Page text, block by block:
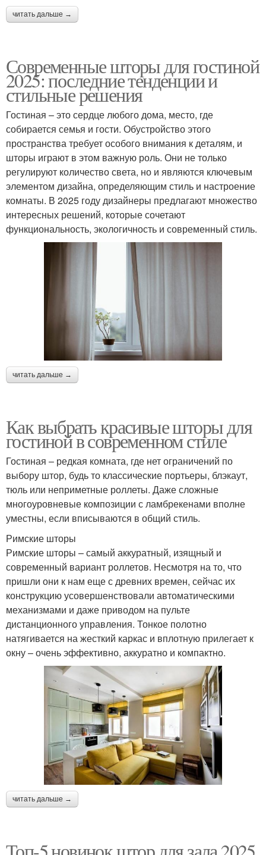
читать дальше →
Современные шторы для гостиной
2025: последние тенденции и
стильные решения
Гостиная – это сердце любого дома, место, где
собирается семья и гости. Обустройство этого
пространства требует особого внимания к деталям, и
шторы играют в этом важную роль. Они не только
регулируют количество света, но и являются ключевым
элементом дизайна, определяющим стиль и настроение
комнаты. В 2025 году дизайнеры предлагают множество
интересных решений, которые сочетают
функциональность, экологичность и современный стиль.
читать дальше →
Как выбрать красивые шторы для
гостиной в современном стиле
Гостиная – редкая комната, где нет ограничений по
выбору штор, будь то классические портьеры, блэкаут,
тюль или неприметные роллеты. Даже сложные
многоуровневые композиции с ламбрекенами вполне
уместны, если вписываются в общий стиль.
Римские шторы
Римские шторы – самый аккуратный, изящный и
современный вариант роллетов. Несмотря на то, что
пришли они к нам еще с древних времен, сейчас их
конструкцию усовершенствовали автоматическими
механизмами и даже приводом на пульте
дистанционного управления. Тонкое полотно
натягивается на жесткий каркас и вплотную прилегает к
окну – очень эффективно, аккуратно и компактно.
читать дальше →